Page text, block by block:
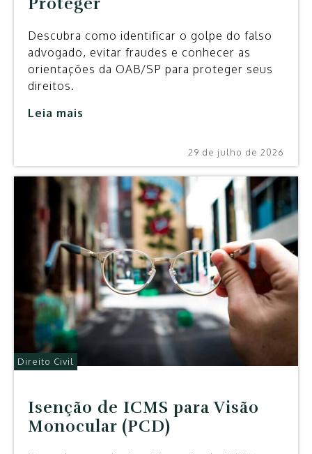
Descubra como identificar o golpe do falso
advogado, evitar fraudes e conhecer as
orientações da OAB/SP para proteger seus
direitos.
Leia mais
29 de julho de 2026
Direito Civil
Isenção de ICMS para Visão
Monocular (PCD)